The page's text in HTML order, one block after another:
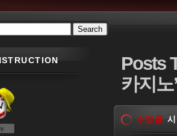
Posts
카지노’
수업을